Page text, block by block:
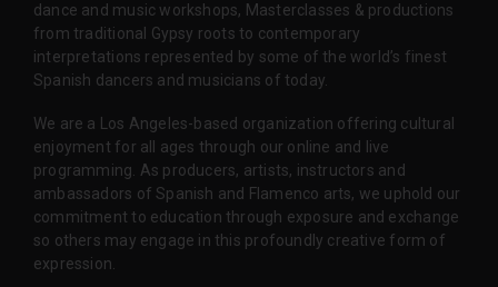
dance and music workshops, Masterclasses & productions
from traditional Gypsy roots to contemporary
interpretations represented by some of the world’s finest
Spanish dancers and musicians of today.
We are a Los Angeles-based organization offering cultural
enjoyment for all ages through our online and live
programming. As producers, artists, instructors and
ambassadors of Spanish and Flamenco arts, we uphold our
commitment to education through exposure and exchange
so others may engage in this profoundly creative form of
expression.